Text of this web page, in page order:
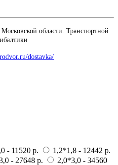
области. Транспортной
dostavka/
- 11520 р.
1,2*1,8 - 12442 р.
- 27648 р.
2,0*3,0 - 34560